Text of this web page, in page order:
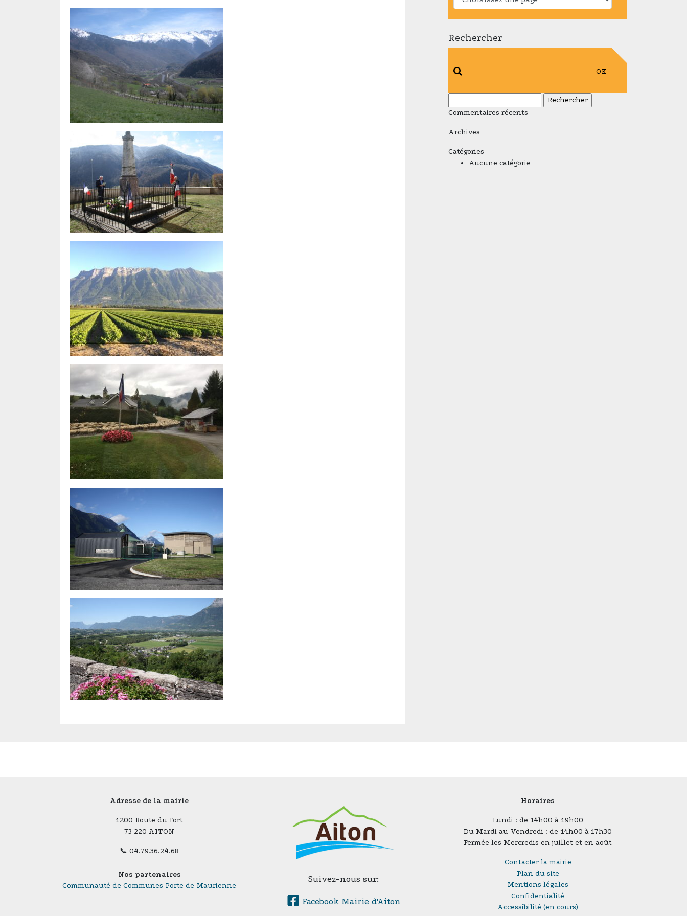
Rechercher
OK
Commentaires récents
Archives
Catégories
Aucune catégorie
Adresse de la mairie
1200 Route du Fort
73 220 AITON
📞 04.79.36.24.68
Nos partenaires
Communauté de Communes Porte de Maurienne
Suivez-nous sur:
Facebook Mairie d'Aiton
Horaires
Lundi : de 14h00 à 19h00
Du Mardi au Vendredi : de 14h00 à 17h30
Fermée les Mercredis en juillet et en août
Contacter la mairie
Plan du site
Mentions légales
Confidentialité
Accessibilité (en cours)